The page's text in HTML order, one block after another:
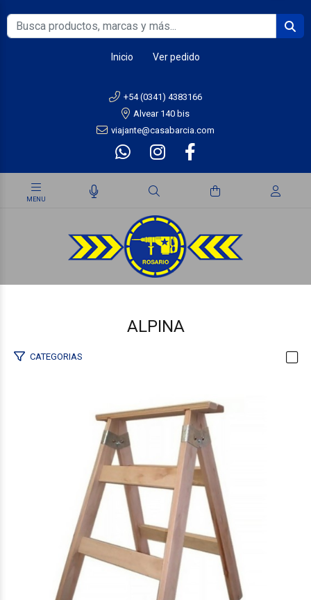
Inicio Ver pedido
+54 (0341) 4383166
Alvear 140 bis
viajante@casabarcia.com
ALPINA
CATEGORIAS